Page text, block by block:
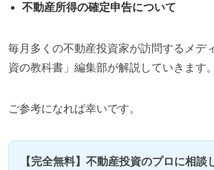
不動産所得の確定申告について
毎月多くの不動産投資家が訪問するメデ
資の教科書」 編集部が解説していきます。
ご参考になれば幸いです。
【完全無料】不動産投資のプロに相談